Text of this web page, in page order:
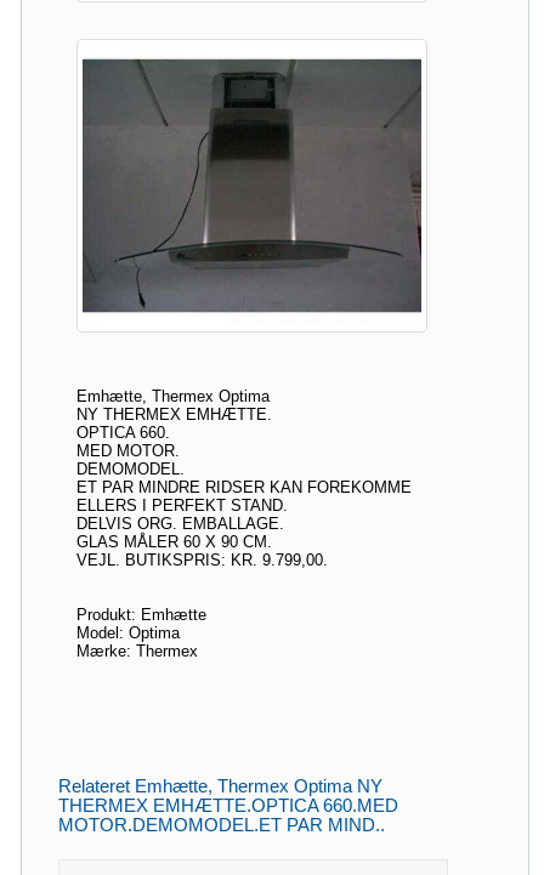
Emhætte, Thermex Optima
NY THERMEX EMHÆTTE.
OPTICA 660.
MED MOTOR.
DEMOMODEL.
ET PAR MINDRE RIDSER KAN FOREKOMME
ELLERS I PERFEKT STAND.
DELVIS ORG. EMBALLAGE.
GLAS MÅLER 60 X 90 CM.
VEJL. BUTIKSPRIS: KR. 9.799,00.
Produkt: Emhætte
Model: Optima
Mærke: Thermex
Relateret Emhætte, Thermex Optima NY
THERMEX EMHÆTTE.OPTICA 660.MED
MOTOR.DEMOMODEL.ET PAR MIND..